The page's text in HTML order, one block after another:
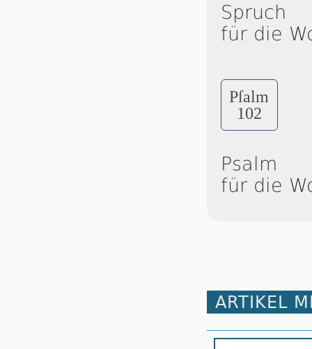
Spruch
für die
Pſalm
102
Psalm
für die
ARTIKEL